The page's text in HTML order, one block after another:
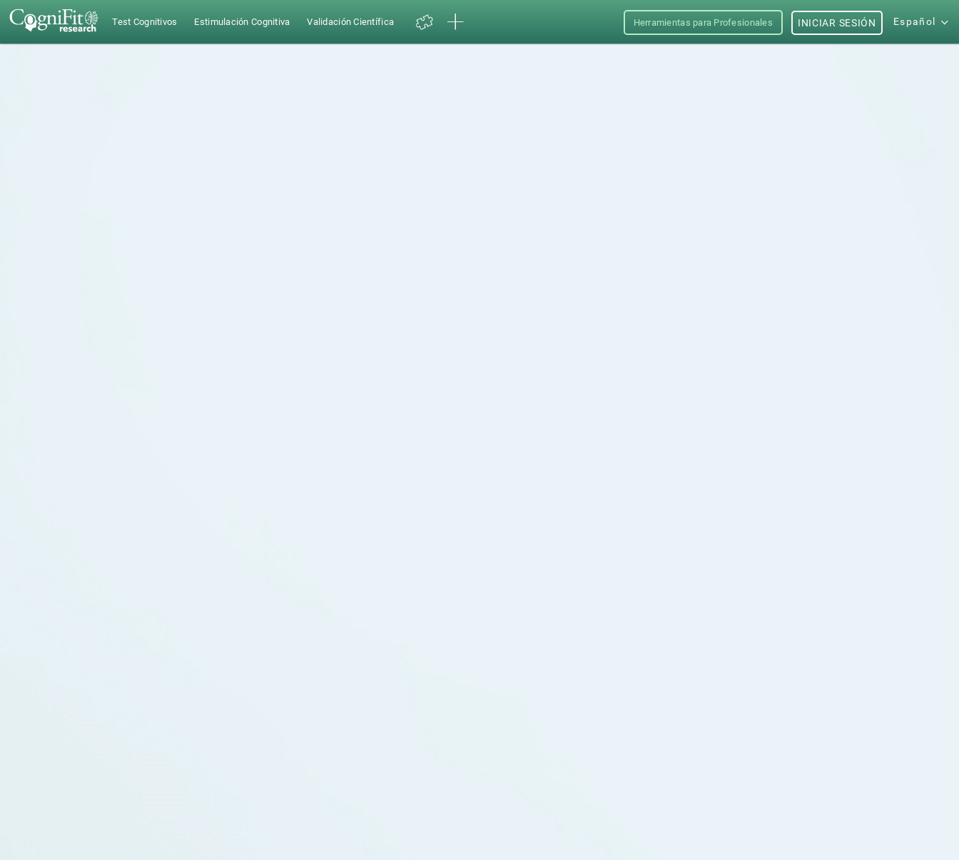
Test Cognitivos Estimulación Cognitiva Validación Científica Herramientas para Profesionales Español
INICIAR SESIÓN